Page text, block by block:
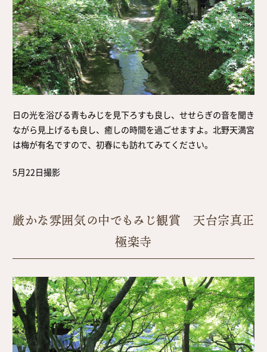
日の光を浴びる青もみじを見下ろすも良し、せせらぎの音を聞き
ながら見上げるも良し、癒しの時間を過ごせますよ。北野天満宮
は梅が有名ですので、初春にも訪れてみてください。
5月22日撮影
厳かな雰囲気の中でもみじ観賞 天台宗真正
極楽寺